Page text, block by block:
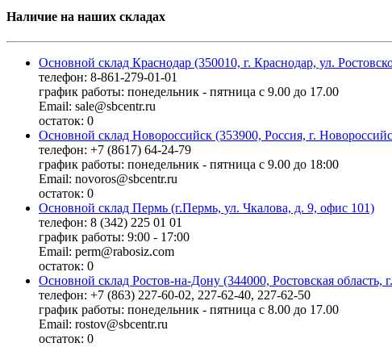
Наличие на наших складах
Основной склад Краснодар (350010, г. Краснодар, ул.
телефон: 8-861-279-01-01
график работы: понедельник - пятница с 9.00 до 17.00
Email: sale@sbcentr.ru
остаток: 0
Основной склад Новороссийск (353900, Россия, г.
телефон: +7 (8617) 64-24-79
график работы: понедельник - пятница с 9.00 до 18:00
Email: novoros@sbcentr.ru
остаток: 0
Основной склад Пермь (г.Пермь, ул. Чкалова, д. 9, офис 101)
телефон: 8 (342) 225 01 01
график работы: 9:00 - 17:00
Email: perm@rabosiz.com
остаток: 0
Основной склад Ростов-на-Дону (344000, Ростовская
телефон: +7 (863) 227-60-02, 227-62-40, 227-62-50
график работы: понедельник - пятница с 8.00 до 17.00
Email: rostov@sbcentr.ru
остаток: 0